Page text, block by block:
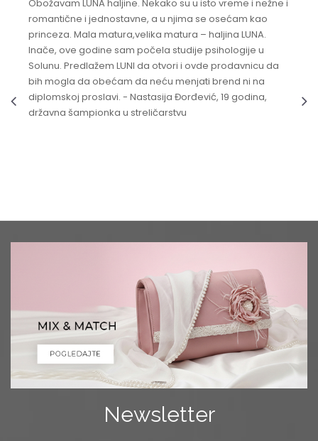
Obožavam LUNA haljine. Nekako su u isto vreme i nežne i
romantične i jednostavne, a u njima se osećam kao
princeza. Mala matura,velika matura – haljina LUNA.
Inače, ove godine sam počela studije psihologije u
Solunu. Predlažem LUNI da otvori i ovde prodavnicu da
bih mogla da obećam da neću menjati brend ni na
diplomskoj proslavi. - Nastasija Đorđević, 19 godina,
državna šampionka u streličarstvu
Newsletter